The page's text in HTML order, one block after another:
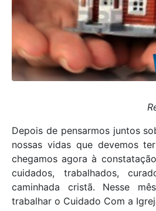
Depois de pensarmos juntos
nossas vidas que devemos
chegamos agora à
cuidados, trabalhados,
caminhada cristã. Nesse
trabalhar o Cuidado Com a